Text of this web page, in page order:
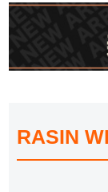
RASIN